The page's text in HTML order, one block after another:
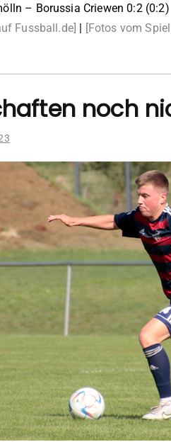
– Borussia Criewen 0:2 (0:2)
Fussball.de] | [Fotos vom
noch